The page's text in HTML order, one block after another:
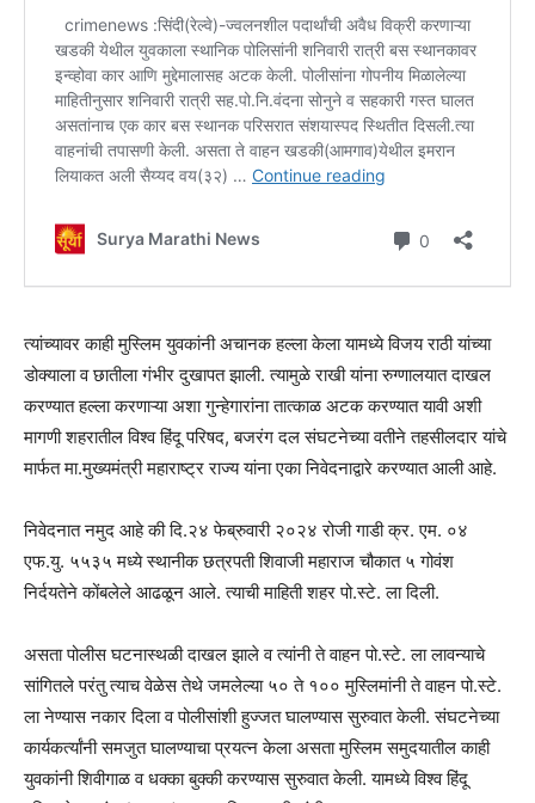
त्यांच्यावर काही मुस्लिम युवकांनी अचानक हल्ला केला यामध्ये विजय राठी यांच्या
डोक्याला व छातीला गंभीर दुखापत झाली. त्यामुळे राखी यांना रुग्णालयात दाखल
करण्यात हल्ला करणाऱ्या अशा गुन्हेगारांना तात्काळ अटक करण्यात यावी अशी
मागणी शहरातील विश्व हिंदू परिषद, बजरंग दल संघटनेच्या वतीने तहसीलदार यांचे
मार्फत मा.मुख्यमंत्री महाराष्ट्र राज्य यांना एका निवेदनाद्वारे करण्यात आली आहे.
निवेदनात नमुद आहे की दि.२४ फेब्रुवारी २०२४ रोजी गाडी क्र. एम. ०४
एफ.यु. ५५३५ मध्ये स्थानीक छत्रपती शिवाजी महाराज चौकात ५ गोवंश
निर्दयतेने कोंबलेले आढळून आले. त्याची माहिती शहर पो.स्टे. ला दिली.
असता पोलीस घटनास्थळी दाखल झाले व त्यांनी ते वाहन पो.स्टे. ला लावन्याचे
सांगितले परंतु त्याच वेळेस तेथे जमलेल्या ५० ते १०० मुस्लिमांनी ते वाहन पो.स्टे.
ला नेण्यास नकार दिला व पोलीसांशी हुज्जत घालण्यास सुरुवात केली. संघटनेच्या
कार्यकर्त्यांनी समजुत घालण्याचा प्रयत्न केला असता मुस्लिम समुदयातील काही
युवकांनी शिवीगाळ व धक्का बुक्की करण्यास सुरुवात केली. यामध्ये विश्व हिंदू